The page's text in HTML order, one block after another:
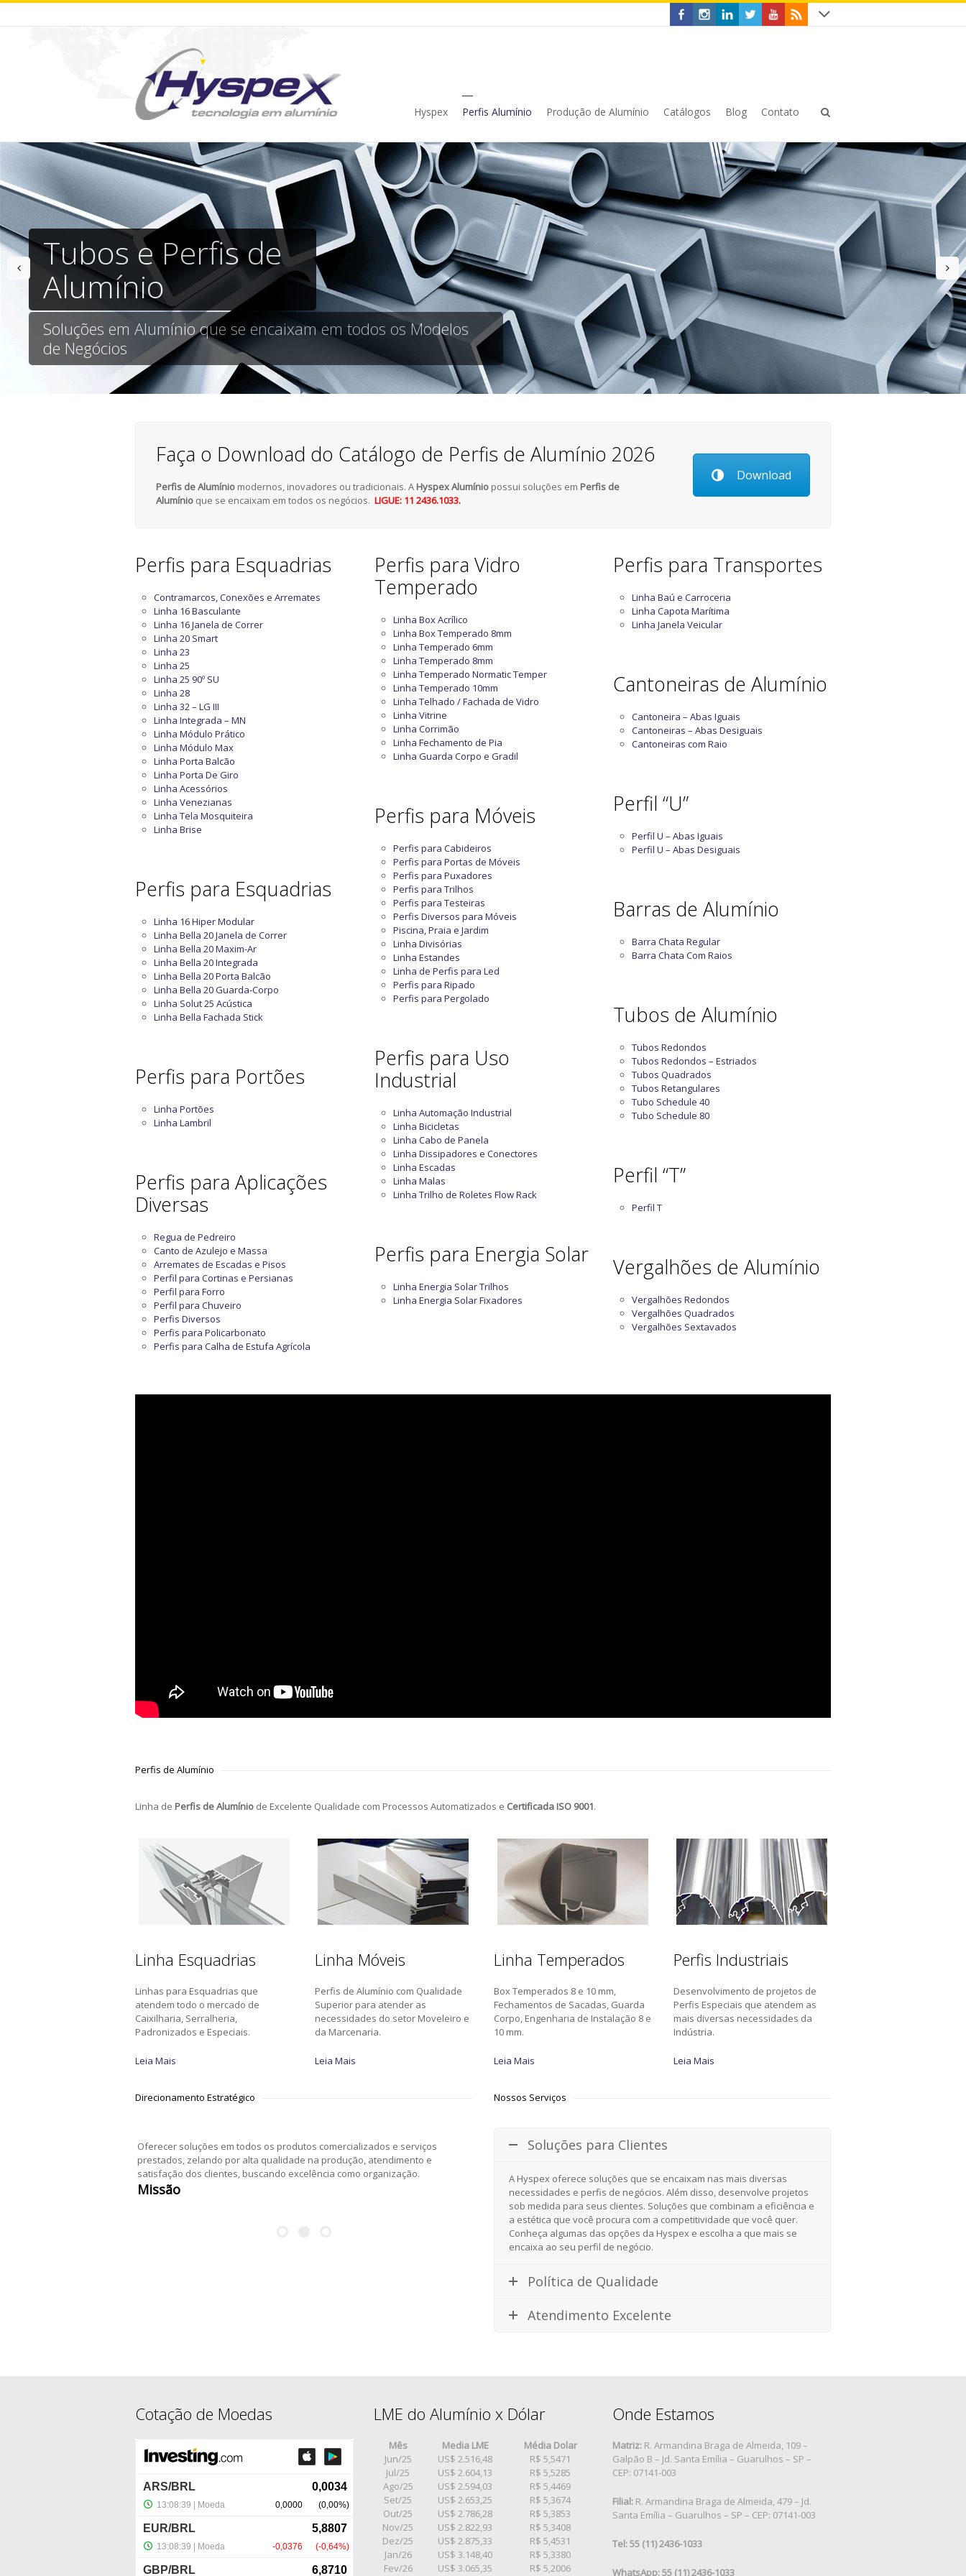
Hyspex Perfis Alumínio Produção de Alumínio Catálogos Blog Contato
Tubos e Perfis de
Alumínio
Soluções em Alumínio que se encaixam em todos os Modelos
de Negócios
Faça o Download do Catálogo de Perfis de Alumínio 2026
Perfis de Alumínio modernos, inovadores ou tradicionais. A Hyspex Alumínio possui soluções em Perfis de
Alumínio que se encaixam em todos os negócios. LIGUE: 11 2436.1033.
Download
Perfis para Esquadrias
Contramarcos, Conexões e Arremates
Linha 16 Basculante
Linha 16 Janela de Correr
Linha 20 Smart
Linha 23
Linha 25
Linha 25 90º SU
Linha 28
Linha 32 – LG III
Linha Integrada – MN
Linha Módulo Prático
Linha Módulo Max
Linha Porta Balcão
Linha Porta De Giro
Linha Acessórios
Linha Venezianas
Linha Tela Mosquiteira
Linha Brise
Perfis para Esquadrias
Linha 16 Hiper Modular
Linha Bella 20 Janela de Correr
Linha Bella 20 Maxim-Ar
Linha Bella 20 Integrada
Linha Bella 20 Porta Balcão
Linha Bella 20 Guarda-Corpo
Linha Solut 25 Acústica
Linha Bella Fachada Stick
Perfis para Portões
Linha Portões
Linha Lambril
Perfis para Aplicações
Diversas
Regua de Pedreiro
Canto de Azulejo e Massa
Arremates de Escadas e Pisos
Perfil para Cortinas e Persianas
Perfil para Forro
Perfil para Chuveiro
Perfis Diversos
Perfis para Policarbonato
Perfis para Calha de Estufa Agrícola
Perfis para Vidro
Temperado
Linha Box Acrílico
Linha Box Temperado 8mm
Linha Temperado 6mm
Linha Temperado 8mm
Linha Temperado Normatic Temper
Linha Temperado 10mm
Linha Telhado / Fachada de Vidro
Linha Vitrine
Linha Corrimão
Linha Fechamento de Pia
Linha Guarda Corpo e Gradil
Perfis para Móveis
Perfis para Cabideiros
Perfis para Portas de Móveis
Perfis para Puxadores
Perfis para Trilhos
Perfis para Testeiras
Perfis Diversos para Móveis
Piscina, Praia e Jardim
Linha Divisórias
Linha Estandes
Linha de Perfis para Led
Perfis para Ripado
Perfis para Pergolado
Perfis para Uso
Industrial
Linha Automação Industrial
Linha Bicicletas
Linha Cabo de Panela
Linha Dissipadores e Conectores
Linha Escadas
Linha Malas
Linha Trilho de Roletes Flow Rack
Perfis para Energia Solar
Linha Energia Solar Trilhos
Linha Energia Solar Fixadores
Perfis para Transportes
Linha Baú e Carroceria
Linha Capota Marítima
Linha Janela Veicular
Cantoneiras de Alumínio
Cantoneira – Abas Iguais
Cantoneiras – Abas Desiguais
Cantoneiras com Raio
Perfil “U”
Perfil U – Abas Iguais
Perfil U – Abas Desiguais
Barras de Alumínio
Barra Chata Regular
Barra Chata Com Raios
Tubos de Alumínio
Tubos Redondos
Tubos Redondos – Estriados
Tubos Quadrados
Tubos Retangulares
Tubo Schedule 40
Tubo Schedule 80
Perfil “T”
Perfil T
Vergalhões de Alumínio
Vergalhões Redondos
Vergalhões Quadrados
Vergalhões Sextavados
Perfis de Alumínio
Linha de Perfis de Alumínio de Excelente Qualidade com Processos Automatizados e Certificada ISO 9001.
Linha Esquadrias
Linhas para Esquadrias que
atendem todo o mercado de
Caixilharia, Serralheria,
Padronizados e Especiais.
Leia Mais
Linha Móveis
Perfis de Alumínio com Qualidade
Superior para atender as
necessidades do setor Moveleiro e
da Marcenaria.
Leia Mais
Linha Temperados
Box Temperados 8 e 10 mm,
Fechamentos de Sacadas, Guarda
Corpo, Engenharia de Instalação 8 e
10 mm.
Leia Mais
Perfis Industriais
Desenvolvimento de projetos de
Perfis Especiais que atendem as
mais diversas necessidades da
Indústria.
Leia Mais
Direcionamento Estratégico
Oferecer soluções em todos os produtos comercializados e serviços
prestados, zelando por alta qualidade na produção, atendimento e
satisfação dos clientes, buscando excelência como organização.
Missão
Nossos Serviços
Soluções para Clientes
A Hyspex oferece soluções que se encaixam nas mais diversas
necessidades e perfis de negócios. Além disso, desenvolve projetos
sob medida para seus clientes. Soluções que combinam a eficiência e
a estética que você procura com a competitividade que você quer.
Conheça algumas das opções da Hyspex e escolha a que mais se
encaixa ao seu perfil de negócio.
Política de Qualidade
Atendimento Excelente
Cotação de Moedas LME do Alumínio x Dólar
Mês Media LME
Média Dolar
Jun/25
US$ 2.516,48
R$ 5,5471
Jul/25
US$ 2.604,13
R$ 5,5285
Ago/25
US$ 2.594,03
R$ 5,4469
Set/25
US$ 2.653,25
R$ 5,3674
Out/25
US$ 2.786,28
R$ 5,3853
Nov/25
US$ 2.822,93
R$ 5,3408
Dez/25
US$ 2.875,33
R$ 5,4531
Jan/26
US$ 3.148,40
R$ 5,3380
Fev/26
US$ 3.065,35
R$ 5,2006
Onde Estamos
Matriz: R. Armandina Braga de Almeida, 109 –
Galpão B – Jd. Santa Emília – Guarulhos – SP –
CEP: 07141-003
Filial: R. Armandina Braga de Almeida, 479 – Jd.
Santa Emília – Guarulhos – SP – CEP: 07141-003
Tel: 55 (11) 2436-1033
WhatsApp: 55 (11) 2436-1033